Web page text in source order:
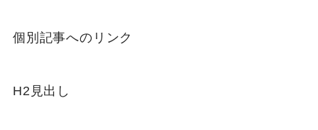
個別記事へのリンク
H2見出し